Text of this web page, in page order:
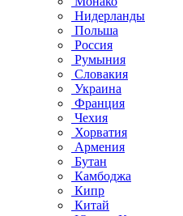
Нидерланды
Польша
Россия
Румыния
Словакия
Украина
Франция
Чехия
Хорватия
Армения
Бутан
Камбоджа
Кипр
Китай